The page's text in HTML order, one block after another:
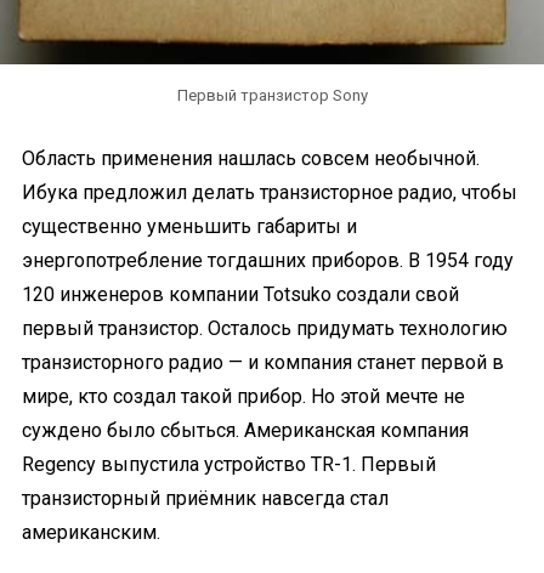
Первый транзистор Sony
Область применения нашлась совсем необычной.
Ибука предложил делать транзисторное радио, чтобы
существенно уменьшить габариты и
энергопотребление тогдашних приборов. В 1954 году
120 инженеров компании Totsuko создали свой
первый транзистор. Осталось придумать технологию
транзисторного радио — и компания станет первой в
мире, кто создал такой прибор. Но этой мечте не
суждено было сбыться. Американская компания
Regency выпустила устройство TR-1. Первый
транзисторный приёмник навсегда стал
американским.